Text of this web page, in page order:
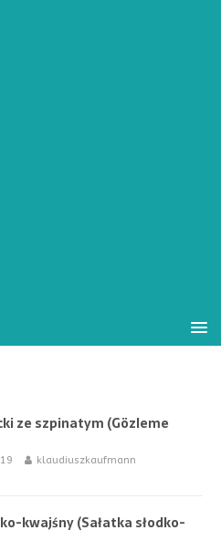
ze szpinatym (Gözleme
klaudiuszkaufmann
kwajśny (Sałatka słodko-